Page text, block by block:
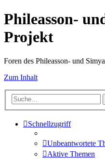
Phileasson-
Projekt
Foren des Phileasson- und
Zum Inhalt
Schnellzugriff
Unbeantwortete
Aktive Themen